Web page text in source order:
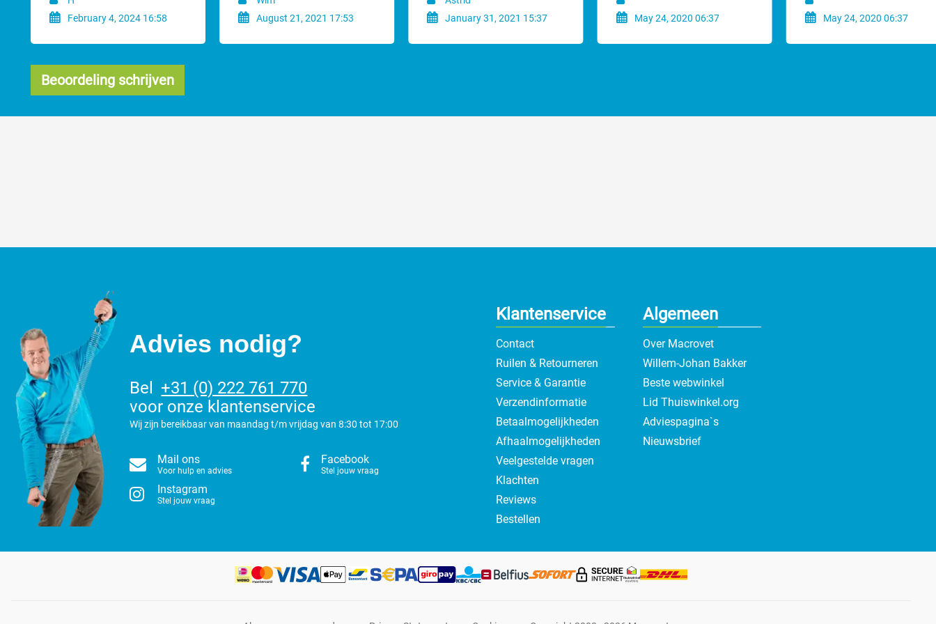
February 4, 2024 16:58
August 21, 2021 17:53
January 31, 2021 15:37
May 24, 2020 06:37 May 24, 2020 06:37
Beoordeling schrijven
Klantenservice
Contact
Ruilen & Retourneren
Service & Garantie
Verzendinformatie
Betaalmogelijkheden
Afhaalmogelijkheden
Veelgestelde vragen
Klachten
Reviews
Bestellen
Algemeen
Over Macrovet
Willem-Johan Bakker
Beste webwinkel
Lid Thuiswinkel.org
Adviespagina`s
Nieuwsbrief
Advies nodig?
Bel
+31 (0) 222 761 770
voor onze klantenservice
Wij zijn bereikbaar van maandag t/m vrijdag van 8:30 tot 17:00
Mail ons
Voor hulp en advies
Facebook
Stel jouw vraag
Instagram
Stel jouw vraag